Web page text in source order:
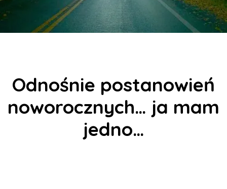
Odnośnie postanowień
noworocznych… ja mam
jedno…